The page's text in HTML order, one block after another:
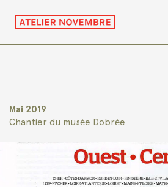
Mai 2019
Chantier du musée Dobrée